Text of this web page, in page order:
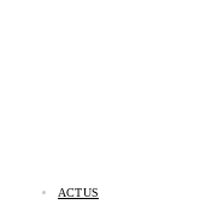
ACTUS